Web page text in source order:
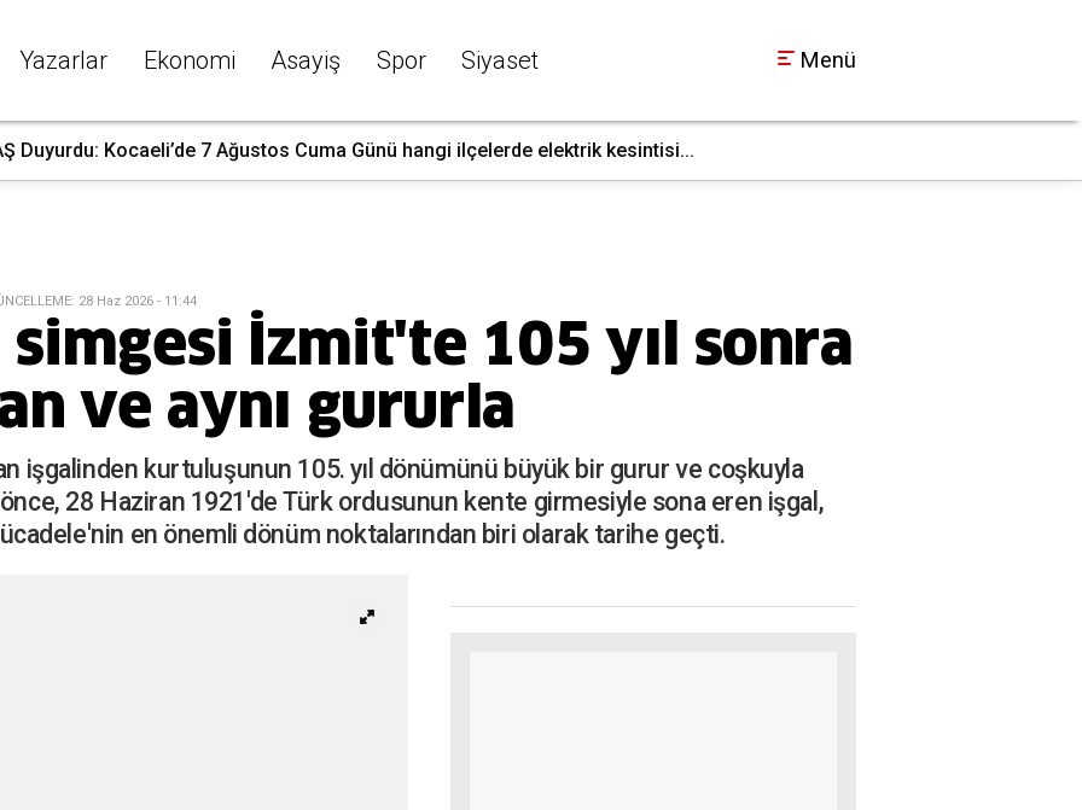
Yazarlar Ekonomi Asayiş Spor Siyaset Menü
Duyurdu: Kocaeli’de 7 Ağustos Cuma Günü hangi ilçelerde elektrik kesintisi...
: 28 Haz 2026 - 11:44
İzmit'te 105 yıl sonra
ve aynı gururla
işgalinden kurtuluşunun 105. yıl dönümünü büyük bir gurur ve coşkuyla
28 Haziran 1921'de Türk ordusunun kente girmesiyle sona eren işgal,
en önemli dönüm noktalarından biri olarak tarihe geçti.